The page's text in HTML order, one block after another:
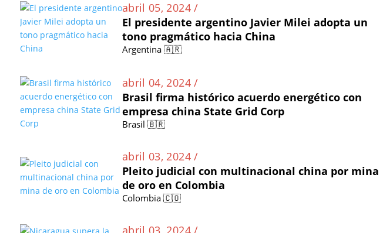
abril 05, 2024 /
El presidente argentino Javier Milei adopta un
tono pragmático hacia China
Argentina 🇦🇷
abril 04, 2024 /
Brasil firma histórico acuerdo energético con
empresa china State Grid Corp
Brasil 🇧🇷
abril 03, 2024 /
Pleito judicial con multinacional china por mina
de oro en Colombia
Colombia 🇨🇴
abril 03, 2024 /